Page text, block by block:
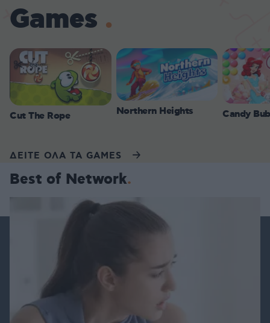
Games
Cut The Rope Northern Heights Candy
ΔΕΙΤΕ ΟΛΑ ΤΑ GAMES
Best of Network